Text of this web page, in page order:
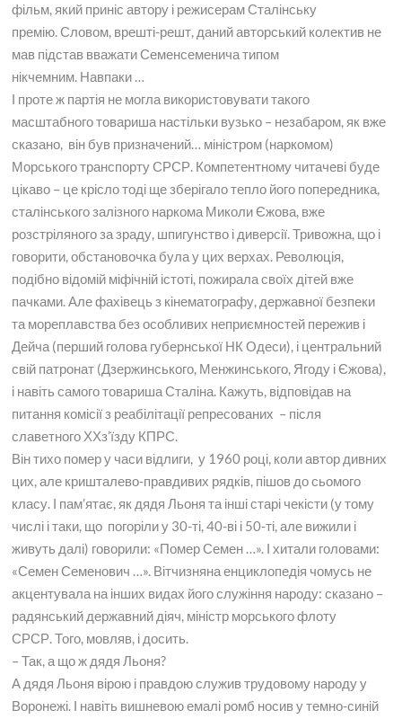
фільм, який приніс автору і режисерам Сталінську
премію. Словом, врешті-решт, даний авторський колектив не
мав підстав вважати Семенсеменича типом
нікчемним. Навпаки …
І проте ж партія не могла використовувати такого
масштабного товариша настільки вузько – незабаром, як вже
сказано, він був призначений… міністром (наркомом)
Морського транспорту СРСР. Компетентному читачеві буде
цікаво – це крісло тоді ще зберігало тепло його попередника,
сталінського залізного наркома Миколи Єжова, вже
розстріляного за зраду, шпигунство і диверсії. Тривожна, що і
говорити, обстановочка була у цих верхах. Революція,
подібно відомій міфічній істоті, пожирала своїх дітей вже
пачками. Але фахівець з кінематографу, державної безпеки
та мореплавства без особливих неприємностей пережив і
Дейча (перший голова губернської НК Одеси), і центральний
свій патронат (Дзержинського, Менжинського, Ягоду і Єжова),
і навіть самого товариша Сталіна. Кажуть, відповідав на
питання комісії з реабілітації репресованих – після
славетного ХХз’їзду КПРС.
Він тихо помер у часи відлиги, у 1960 році, коли автор дивних
цих, але кришталево-правдивих рядків, пішов до сьомого
класу. І пам’ятає, як дядя Льоня та інші старі чекісти (у тому
числі і таки, що погоріли у 30-ті, 40-ві і 50-ті, але вижили і
живуть далі) говорили: «Помер Семен …». І хитали головами:
«Семен Семенович …». Вітчизняна енциклопедія чомусь не
акцентувала на інших видах його служіння народу: сказано –
радянський державний діяч, міністр морського флоту
СРСР. Того, мовляв, і досить.
– Так, а що ж дядя Льоня?
А дядя Льоня вірою і правдою служив трудовому народу у
Воронежі. І навіть вишневою емалі ромб носив у темно-синій